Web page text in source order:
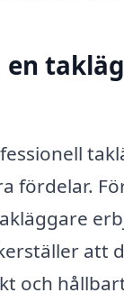
fördelar.
att
och